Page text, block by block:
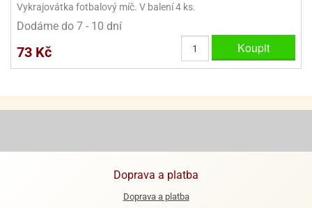
Vykrajovátka fotbalový míč. V balení 4 ks.
Dodáme do 7 - 10 dní
73 Kč Koupit
Doprava a platba
Doprava a platba